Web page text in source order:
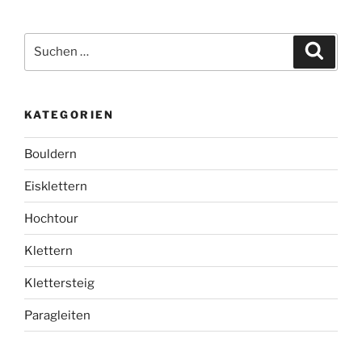
nach:
KATEGORIEN
Bouldern
Eisklettern
Hochtour
Klettern
Klettersteig
Paragleiten